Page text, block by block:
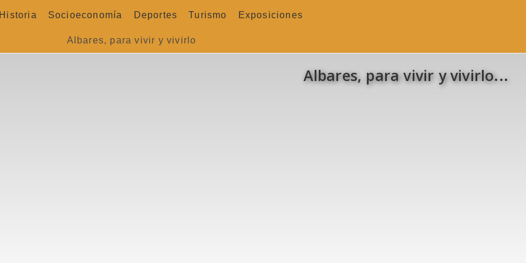
Historia Socioeconomía Deportes Turismo Exposiciones
Albares, para vivir y vivirlo
Albares, para vivir y vivirlo...